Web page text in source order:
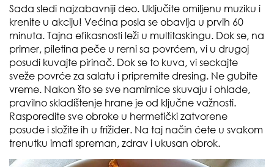
Sada sledi najzabavniji deo. Uključite omiljenu muziku i
krenite u akciju! Većina posla se obavlja u prvih 60
minuta. Tajna efikasnosti leži u multitaskingu. Dok se, na
primer, piletina peče u rerni sa povrćem, vi u drugoj
posudi kuvajte pirinač. Dok se to kuva, vi seckajte
sveže povrće za salatu i pripremite dresing. Ne gubite
vreme. Nakon što se sve namirnice skuvaju i ohlade,
pravilno skladištenje hrane je od ključne važnosti.
Rasporedite sve obroke u hermetički zatvorene
posude i složite ih u frižider. Na taj način ćete u svakom
trenutku imati spreman, zdrav i ukusan obrok.